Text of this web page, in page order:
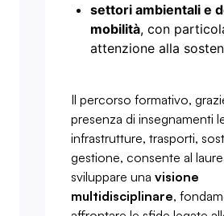
settori ambientali e
mobilità, con
attenzione alla
Il percorso formativo,
presenza di insegnamenti
infrastrutture, trasporti,
gestione, consente al
sviluppare una visione
multidisciplinare,